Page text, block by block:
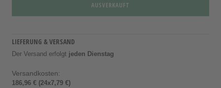
AUSVERKAUFT
LIEFERUNG & VERSAND
Der Versand erfolgt jeden Dienstag
Versandkosten:
186,96 € (24x7,79 €)